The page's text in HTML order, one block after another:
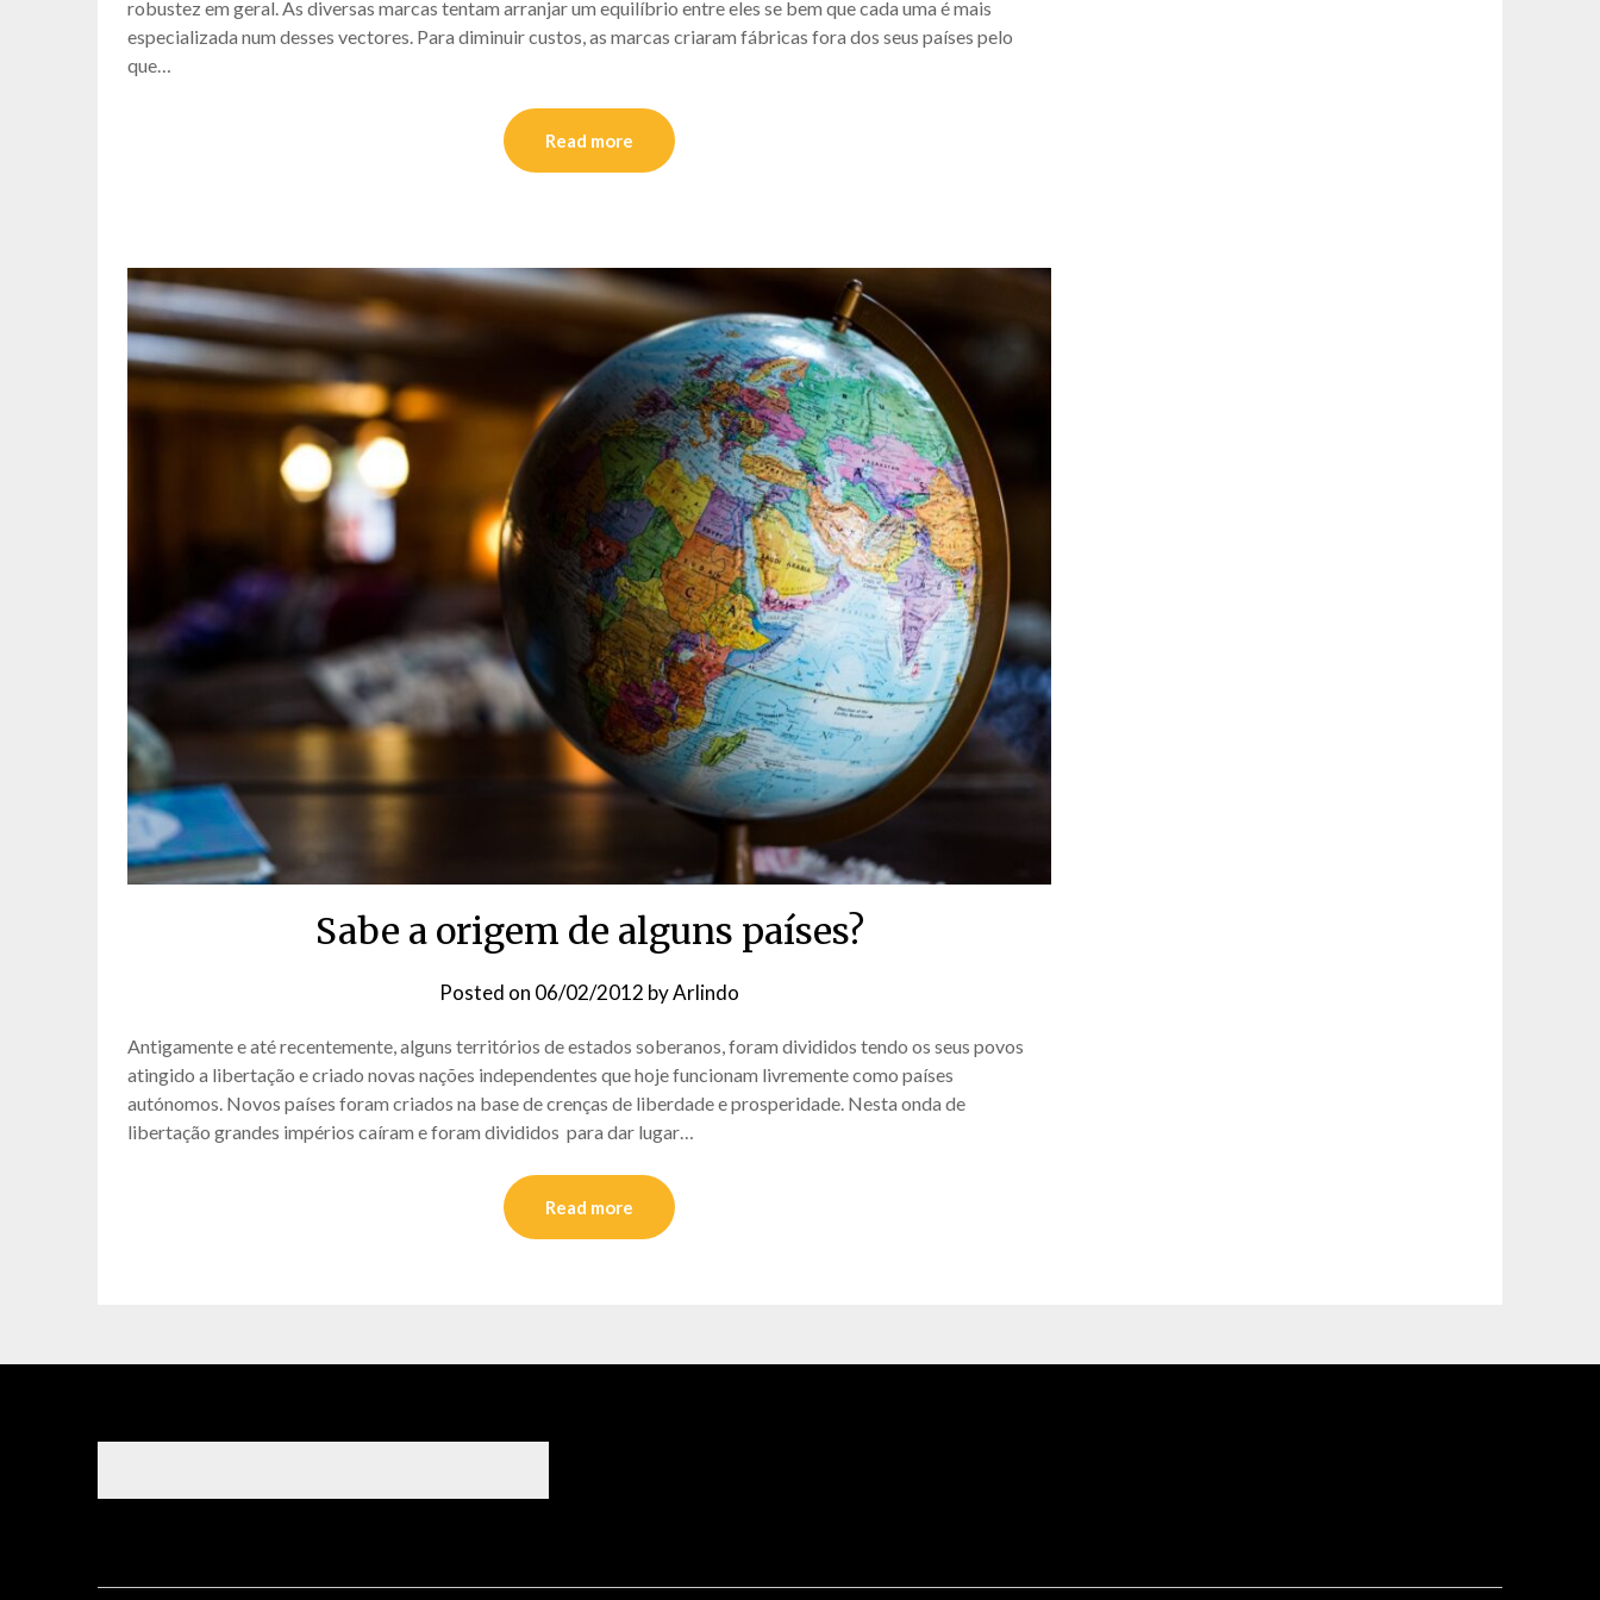
robustez em geral. As diversas marcas tentam arranjar um equilíbrio entre eles se bem que cada uma é mais
especializada num desses vectores. Para diminuir custos, as marcas criaram fábricas fora dos seus países pelo
que…
Read more
Sabe a origem de alguns países?
Posted on 06/02/2012 byArlindo
Antigamente e até recentemente, alguns territórios de estados soberanos, foram divididos tendo os seus povos
atingido a libertação e criado novas nações independentes que hoje funcionam livremente como países
autónomos. Novos países foram criados na base de crenças de liberdade e prosperidade. Nesta onda de
libertação grandes impérios caíram e foram divididos para dar lugar…
Read more